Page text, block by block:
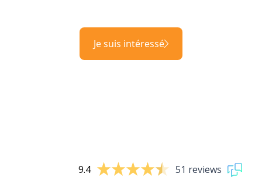
Je suis intéressé
9.4 51 reviews